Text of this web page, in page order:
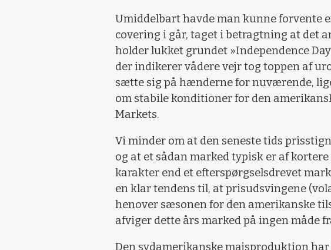
Umiddelbart havde man kunne forvente
covering i går, taget i betragtning at det
holder lukket grundet »Independence
der indikerer vådere vejr tog toppen af
sætte sig på hænderne for nuværende,
om stabile konditioner for den
Markets.
Vi minder om at den seneste tids
og at et sådan marked typisk er af
karakter end et efterspørgselsdrevet
en klar tendens til, at prisudsvingene
henover sæsonen for den amerikanske
afviger dette års marked på ingen måde
Den sydamerikanske majsproduktion